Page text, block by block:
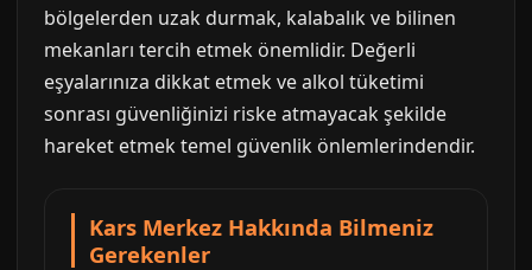
bölgelerden uzak durmak, kalabalık ve bilinen
mekanları tercih etmek önemlidir. Değerli
eşyalarınıza dikkat etmek ve alkol tüketimi
sonrası güvenliğinizi riske atmayacak şekilde
hareket etmek temel güvenlik önlemlerindendir.
Kars Merkez Hakkında Bilmeniz
Gerekenler